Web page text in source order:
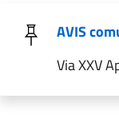
AVIS
Via XXV